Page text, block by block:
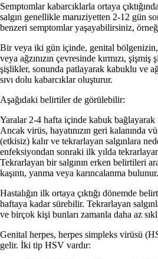
Semptomlar kabarcıklarla ortaya
salgın genellikle maruziyetten 2-12 gün
benzeri semptomlar yaşayabilirsiniz,
Bir veya iki gün içinde, genital bölgenizin,
veya ağzınızın çevresinde kırmızı,
şişlikler, sonunda patlayarak kabuklu ve
sıvı dolu kabarcıklar oluşturur.
Aşağıdaki belirtiler de görülebilir:
Yaralar 2-4 hafta içinde kabuk bağlayarak
Ancak virüs, hayatınızın geri kalanında
(etkisiz) kalır ve tekrarlayan salgınlara
enfeksiyondan sonraki ilk yılda
Tekrarlayan bir salgının erken belirtileri
kaşıntı, yanma veya karıncalanma bulunur.
Hastalığın ilk ortaya çıktığı dönemde
haftaya kadar sürebilir. Tekrarlayan
ve birçok kişi bunları zamanla daha az
Genital herpes, herpes simpleks virüsü
gelir. İki tip HSV vardır: